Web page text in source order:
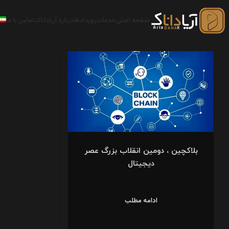
صفحه اصلی خدمات رویدادها درباره آریاداناکتماس با ما
بلاکچین ، دومین انقلاب بزرگ عصر
دیجیتال
ادامه مطلب